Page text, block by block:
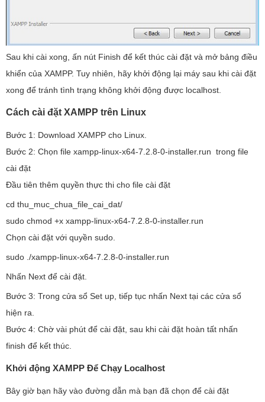
Sau khi cài xong, ấn nút Finish để kết thúc cài đặt và mở bảng điều
khiển của XAMPP. Tuy nhiên, hãy khởi động lại máy sau khi cài đặt
xong để tránh tình trạng không khởi động được localhost.
Cách cài đặt XAMPP trên Linux
Bước 1: Download XAMPP cho Linux.
Bước 2: Chọn file xampp-linux-x64-7.2.8-0-installer.run trong file
cài đặt
Đầu tiên thêm quyền thực thi cho file cài đặt
cd thu_muc_chua_file_cai_dat/
sudo chmod +x xampp-linux-x64-7.2.8-0-installer.run
Chọn cài đặt với quyền sudo.
sudo ./xampp-linux-x64-7.2.8-0-installer.run
Nhấn Next để cài đặt.
Bước 3: Trong cửa sổ Set up, tiếp tục nhấn Next tại các cửa sổ
hiện ra.
Bước 4: Chờ vài phút để cài đặt, sau khi cài đặt hoàn tất nhấn
finish để kết thúc.
Khởi động XAMPP Để Chạy Localhost
Bây giờ bạn hãy vào đường dẫn mà bạn đã chọn để cài đặt